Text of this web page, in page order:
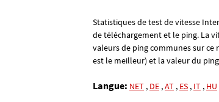
Statistiques de test de vitesse
de téléchargement et le ping. La
valeurs de ping communes sur ce
est le meilleur) et la valeur du
Langue: NET , DE ,AT , ES , IT , HU